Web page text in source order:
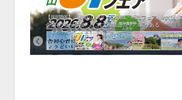
【8/8開催】「和歌山 UIターン就職・転職フェア」in大阪
企業も5社が参加、ここに“和歌山のリアル”がある